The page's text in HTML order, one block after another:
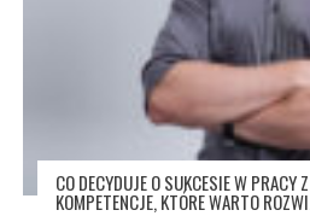
CO DECYDUJE O SUKCESIE W PRACY
KOMPETENCJE, KTÓRE WARTO